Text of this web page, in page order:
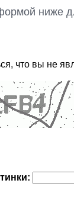
ниже
что вы не